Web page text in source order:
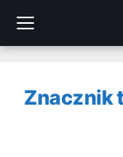
treści
Znacznik